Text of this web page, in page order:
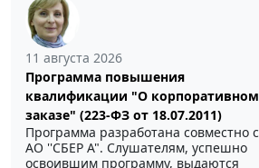
11 августа 2026
Программа повышения
квалификации "О корпоративном
заказе" (223-ФЗ от 18.07.2011)
Программа разработана совместно с
АО ''СБЕР А". Слушателям, успешно
освоившим программу, выдаются